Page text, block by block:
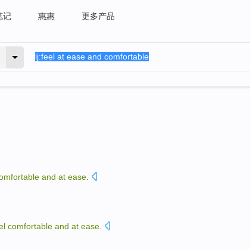
记 惠惠 更多产品
and at ease
comfortable and at ease